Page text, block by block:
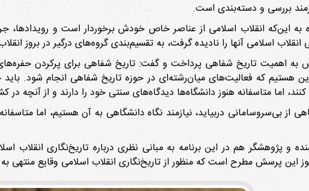
بررسی و دسته‌بندی است.
اسلامی آنها را نادیده گرفت، به تقسیم‌بندی گروه‌های درگیر در بروز انقلاب سال 1357
اهمیت تاریخ شفاهی پرداخت و گفت: تاریخ شفاهی برای پرکردن
این هستیم که فعالیت‌های میان‌رشته‌ای در حوزه تاریخ شفاهی انجام شود.
اما متاسفانه هنوز دانشگاه‌ها دیدگاه‌های سنتی خود را دارند و از آنچه در
از بی‌سروسامانی دربیاید، نیازمند نگاه دانشگاهی به آن هستیم، اما
و پژوهشگر هم در این برنامه به مبانی نظری درباره تاریخ‌نگاری
این پرسش مطرح است که منظور از تاریخ‌نگاری انقلاب اسلامی وقایع